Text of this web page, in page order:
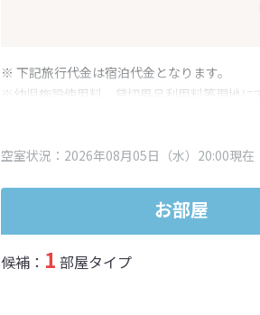
※ 下記旅行代金は宿泊代金となります。
※幼児施設使用料、貸切風呂利用料等現地
空室状況：2026年08月05日（水）20:00現在
お部屋
候補： 1 部屋タイプ